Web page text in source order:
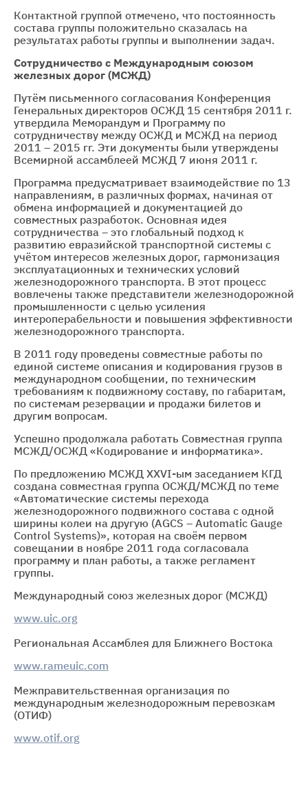
Контактной группой отмечено, что постоянность
состава группы положительно сказалась на
результатах работы группы и выполнении задач.
Сотрудничество с Международным союзом
железных дорог (МСЖД)
Путём письменного согласования Конференция
Генеральных директоров ОСЖД 15 сентября 2011 г.
утвердила Меморандум и Программу по
сотрудничеству между ОСЖД и МСЖД на период
2011 – 2015 гг. Эти документы были утверждены
Всемирной ассамблеей МСЖД 7 июня 2011 г.
Программа предусматривает взаимодействие по 13
направлениям, в различных формах, начиная от
обмена информацией и документацией до
совместных разработок. Основная идея
сотрудничества – это глобальный подход к
развитию евразийской транспортной системы с
учётом интересов железных дорог, гармонизация
эксплуатационных и технических условий
железнодорожного транспорта. В этот процесс
вовлечены также представители железнодорожной
промышленности с целью усиления
интероперабельности и повышения эффективности
железнодорожного транспорта.
В 2011 году проведены совместные работы по
единой системе описания и кодирования грузов в
международном сообщении, по техническим
требованиям к подвижному составу, по габаритам,
по системам резервации и продажи билетов и
другим вопросам.
Успешно продолжала работать Совместная группа
МСЖД/ОСЖД «Кодирование и информатика».
По предложению МСЖД XXVI-ым заседанием КГД
создана совместная группа ОСЖД/МСЖД по теме
«Автоматические системы перехода
железнодорожного подвижного состава с одной
ширины колеи на другую (AGCS – Automatic Gauge
Control Systems)», которая на своём первом
совещании в ноябре 2011 года согласовала
программу и план работы, а также регламент
группы.
Международный союз железных дорог (МСЖД)
www.uic.org
Региональная Ассамблея для Ближнего Востока
www.rameuic.com
Межправительственная организация по
международным железнодорожным перевозкам
(ОТИФ)
www.otif.org